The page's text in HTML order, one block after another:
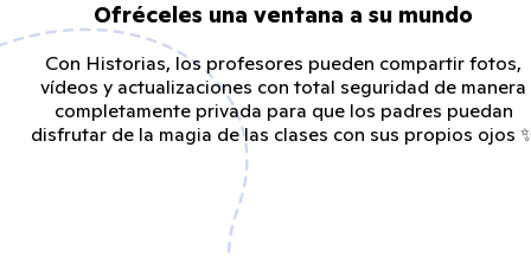
Ofréceles una ventana a su mundo
Con Historias, los profesores pueden compartir fotos,
vídeos y actualizaciones con total seguridad de manera
completamente privada para que los padres puedan
disfrutar de la magia de las clases con sus propios ojos